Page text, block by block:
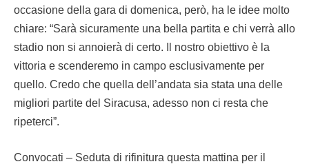
occasione della gara di domenica, però, ha le idee molto
chiare: “Sarà sicuramente una bella partita e chi verrà allo
stadio non si annoierà di certo. Il nostro obiettivo è la
vittoria e scenderemo in campo esclusivamente per
quello. Credo che quella dell’andata sia stata una delle
migliori partite del Siracusa, adesso non ci resta che
ripeterci”.
Convocati – Seduta di rifinitura questa mattina per il